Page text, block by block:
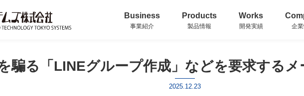
Business
事業紹介
Products
製品情報
Works
開発実績 企
騙る「LINEグループ作成」などを要求する
2025.12.23